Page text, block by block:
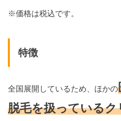
※価格は税込です。
特徴
全国展開しているため、ほかの
脱毛を扱っている